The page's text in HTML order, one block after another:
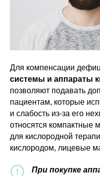
Для компенсации
системы и аппараты
позволяют подавать
пациентам, которые
и слабость из-за его
относятся компактные
для кислородной
кислородом, лицевые
При покупке